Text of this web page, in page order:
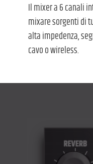
Il mixer a 6 canali
mixare sorgenti di
alta impedenza,
cavo o wireless.